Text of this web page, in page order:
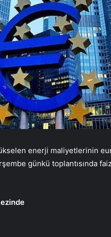
enerji maliyetlerinin
günkü toplantısında